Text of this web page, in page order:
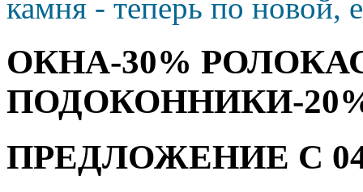
камня - теперь по новой,
ОКНА-30%
ПОДОКОННИКИ-
ПРЕДЛОЖЕНИЕ С